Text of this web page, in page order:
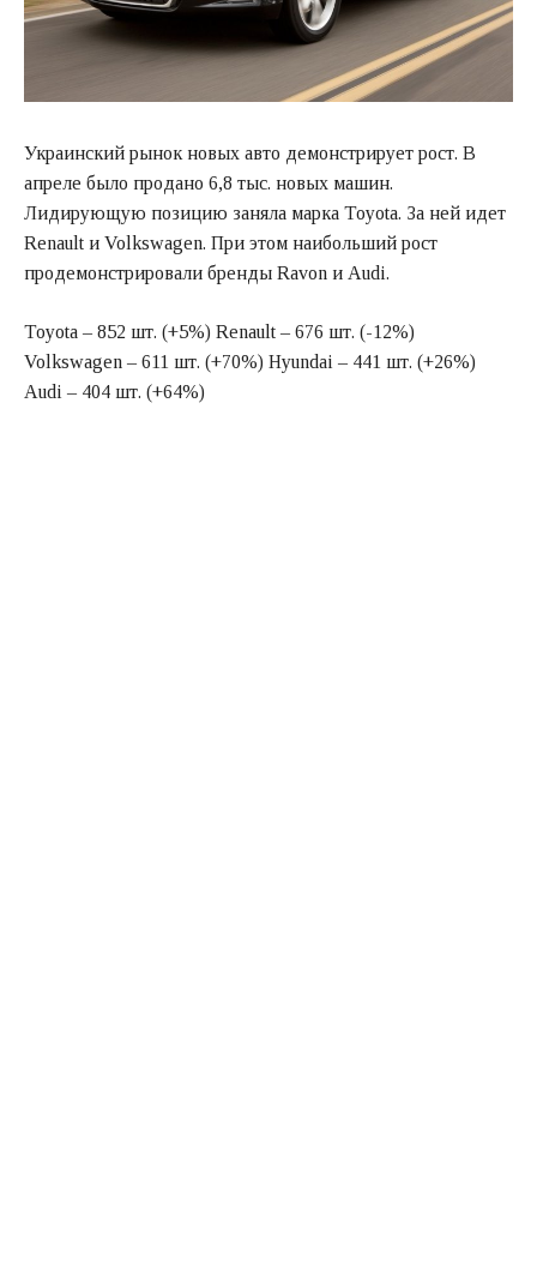
Украинский рынок новых авто демонстрирует рост. В
апреле было продано 6,8 тыс. новых машин.
Лидирующую позицию заняла марка Toyota. За ней идет
Renault и Volkswagen. При этом наибольший рост
продемонстрировали бренды Ravon и Audi.
Toyota – 852 шт. (+5%) Renault – 676 шт. (-12%)
Volkswagen – 611 шт. (+70%) Hyundai – 441 шт. (+26%)
Audi – 404 шт. (+64%)